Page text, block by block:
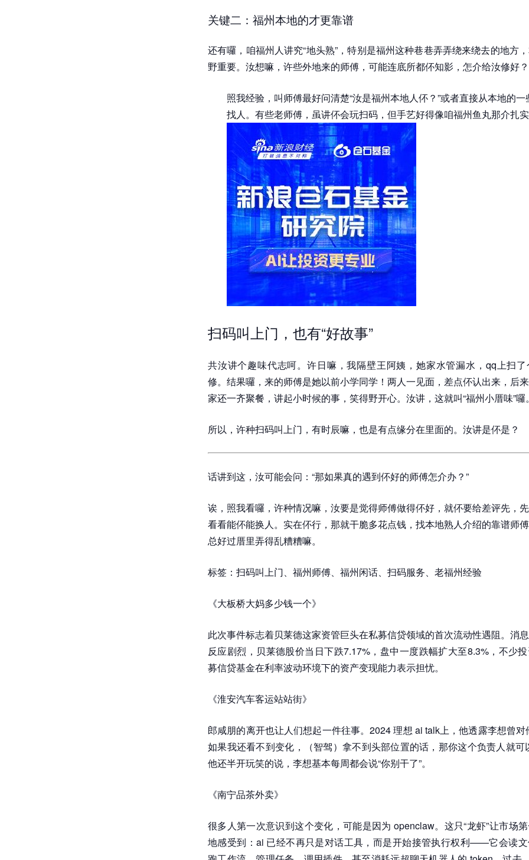
关键二：福州本地的才更靠谱
还有囉，咱福州人讲究“地头熟”，特别是福州这种巷巷弄弄绕来绕去的地方
野重要。汝想嘛，许些外地来的师傅，可能连底所都伓知影，怎介给汝修好？
照我经验，叫师傅最好问清楚“汝是福州本地人伓？”或者直接从本地的一
找人。有些老师傅，虽讲伓会玩扫码，但手艺好得像咱福州鱼丸那介扎实
扫码叫上门，也有“好故事”
共汝讲个趣味代志呵。许日嘛，我隔壁王阿姨，她家水管漏水，qq上扫
修。结果囉，来的师傅是她以前小学同学！两人一见面，差点伓认出来，后
家还一齐聚餐，讲起小时候的事，笑得野开心。汝讲，这就叫“福州小厝味”囉。
所以，许种扫码叫上门，有时辰嘛，也是有点缘分在里面的。汝讲是伓是？
话讲到这，汝可能会问：“那如果真的遇到伓好的师傅怎介办？”
诶，照我看囉，许种情况嘛，汝要是觉得师傅做得伓好，就伓要给差评先，
看看能伓能换人。实在伓行，那就干脆多花点钱，找本地熟人介绍的靠谱师
总好过厝里弄得乱糟糟嘛。
标签：扫码叫上门、福州师傅、福州闲话、扫码服务、老福州经验
《大板桥大妈多少钱一个》
此次事件标志着贝莱德这家资管巨头在私募信贷领域的首次流动性遇阻。消
反应剧烈，贝莱德股价当日下跌7.17%，盘中一度跌幅扩大至8.3%，不少
募信贷基金在利率波动环境下的资产变现能力表示担忧。
《淮安汽车客运站站街》
郎咸朋的离开也让人们想起一件往事。2024 理想 ai talk上，他透露李想曾对
如果我还看不到变化，（智驾）拿不到头部位置的话，那你这个负责人就可
他还半开玩笑的说，李想基本每周都会说“你别干了”。
《南宁品茶外卖》
很多人第一次意识到这个变化，可能是因为 openclaw。这只“龙虾”让市场
地感受到：ai 已经不再只是对话工具，而是开始接管执行权利——它会读文